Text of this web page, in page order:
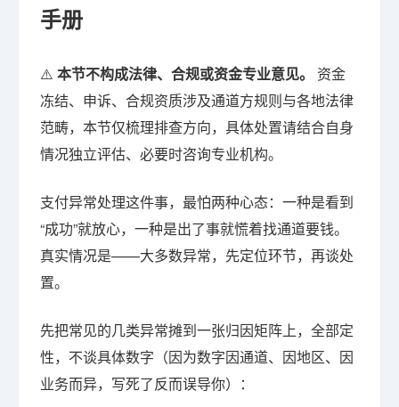
手册
⚠️ 本节不构成法律、合规或资金专业意见。
资金
冻结、申诉、合规资质涉及通道方规则与各地法律
范畴，本节仅梳理排查方向，具体处置请结合自身
情况独立评估、必要时咨询专业机构。
支付异常处理这件事，最怕两种心态：一种是看到
“成功”就放心，一种是出了事就慌着找通道要钱。
真实情况是——大多数异常，先定位环节，再谈处
置。
先把常见的几类异常摊到一张归因矩阵上，全部定
性，不谈具体数字（因为数字因通道、因地区、因
业务而异，写死了反而误导你）：